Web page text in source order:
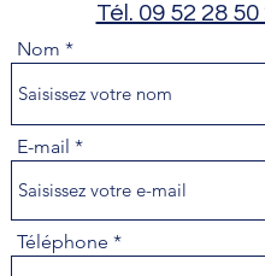
Tél. 09 52 28 50
Nom
E-mail
Téléphone